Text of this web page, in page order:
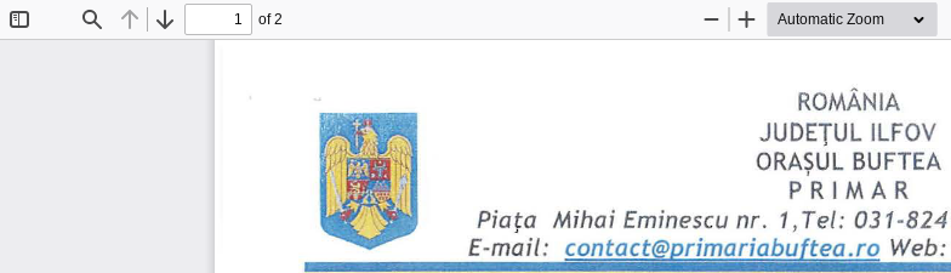
Find Previous
Next
of 2
Zoom
Zoom
ROMÂNIA
JUDEŢUL ILFOV
ORAŞUL BUFTEA
PRIMAR
Piaţa Mihai Eminescu nr. 1, Tel:  03 1-824
E-mail: contact@primariabuftea ro Web :